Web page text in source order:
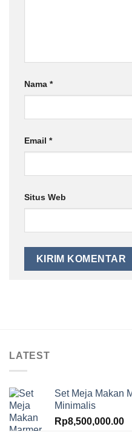
Nama *
Email *
Situs Web
LATEST
Set Meja Makan
Minimalis
Rp8,500,000.00